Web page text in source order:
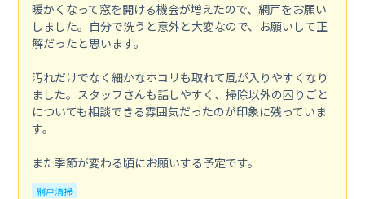
暖かくなって窓を開ける機会が増えたので、網戸をお願い
しました。自分で洗うと意外と大変なので、お願いして正
解だったと思います。
汚れだけでなく細かなホコリも取れて風が入りやすくなり
ました。スタッフさんも話しやすく、掃除以外の困りごと
についても相談できる雰囲気だったのが印象に残っていま
す。
また季節が変わる頃にお願いする予定です。
網戸清掃